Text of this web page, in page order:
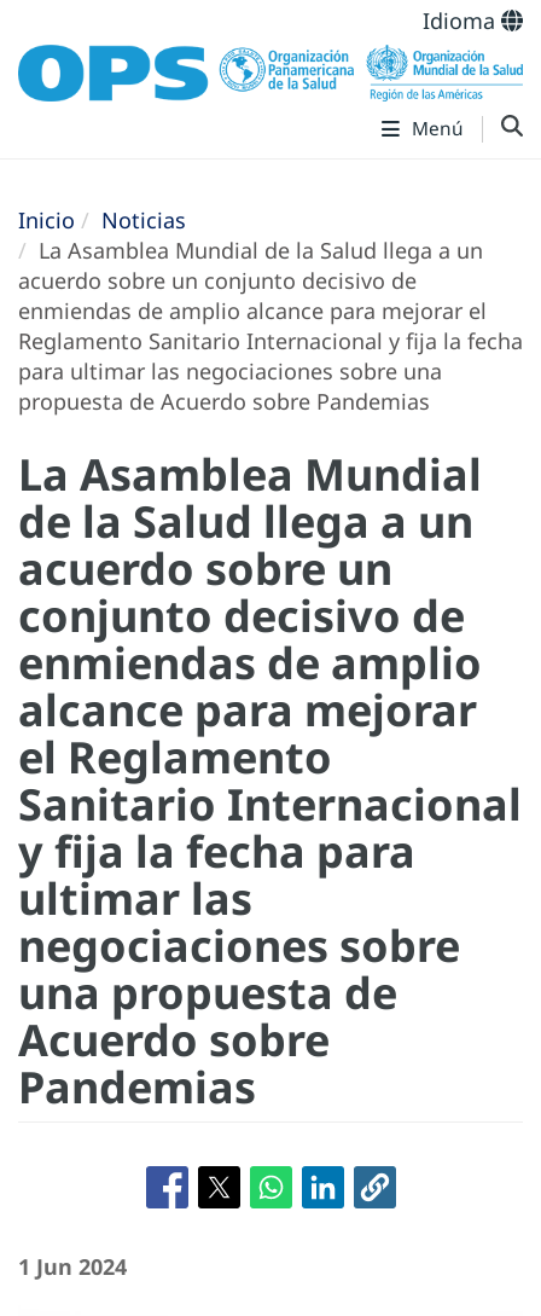
Idioma
Menú
Inicio
Noticias
La Asamblea Mundial de la Salud llega a un
acuerdo sobre un conjunto decisivo de
enmiendas de amplio alcance para mejorar el
Reglamento Sanitario Internacional y fija la fecha
para ultimar las negociaciones sobre una
propuesta de Acuerdo sobre Pandemias
La Asamblea Mundial
de la Salud llega a un
acuerdo sobre un
conjunto decisivo de
enmiendas de amplio
alcance para mejorar
el Reglamento
Sanitario Internacional
y fija la fecha para
ultimar las
negociaciones sobre
una propuesta de
Acuerdo sobre
Pandemias
1 Jun 2024